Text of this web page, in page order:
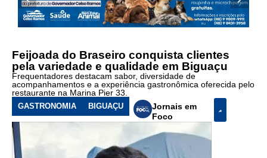
Feijoada do Braseiro conquista clientes
pela variedade e qualidade em Biguaçu
Frequentadores destacam sabor, diversidade de
acompanhamentos e a experiência gastronômica oferecida pelo
restaurante na Marina Pier 33.
GASTRONOMIA BIGUAÇU
Jornais em
Foco